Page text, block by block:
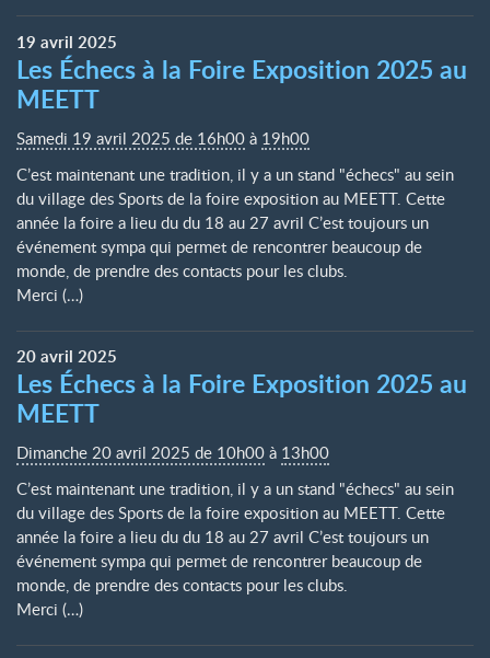
19 avril 2025
Les Échecs à la Foire Exposition 2025 au
MEETT
Samedi 19 avril 2025 de 16h00 à 19h00
C’est maintenant une tradition, il y a un stand "échecs" au sein
du village des Sports de la foire exposition au MEETT. Cette
année la foire a lieu du du 18 au 27 avril C’est toujours un
événement sympa qui permet de rencontrer beaucoup de
monde, de prendre des contacts pour les clubs.
Merci (…)
20avril 2025
Les Échecs à la Foire Exposition 2025 au
MEETT
Dimanche 20 avril 2025 de 10h00 à 13h00
C’est maintenant une tradition, il y a un stand "échecs" au sein
du village des Sports de la foire exposition au MEETT. Cette
année la foire a lieu du du 18 au 27 avril C’est toujours un
événement sympa qui permet de rencontrer beaucoup de
monde, de prendre des contacts pour les clubs.
Merci (…)